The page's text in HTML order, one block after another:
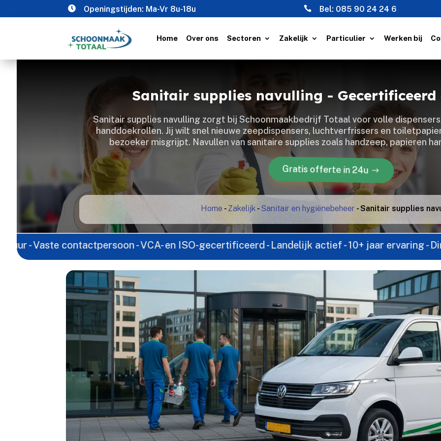
 Openingstijden: Ma-Vr 8u-18u  Bel: 085 90 24 24 6
Home Over ons Sectoren Zakelijk Particulier Werken bij
Sanitair supplies navulling - Gecertificeerd
Sanitair supplies navulling zorgt bij Schoonmaakbedrijf Totaal voor volle
handdoekrollen.​ Jij wilt snel nieuwe zeepdispensers, luchtverfrissers en
bezoeker misgrijpt.​ Navullen van sanitaire supplies zoals handzeep, papieren
Gratis offerte in 24u
Home - Zakelijk - Sanitair en hygiënebeheer -Sanitair supplies
contactpersoon - VCA- en ISO-gecertificeerd - Landelijk actief - 10+ jaar ervaring - Direct